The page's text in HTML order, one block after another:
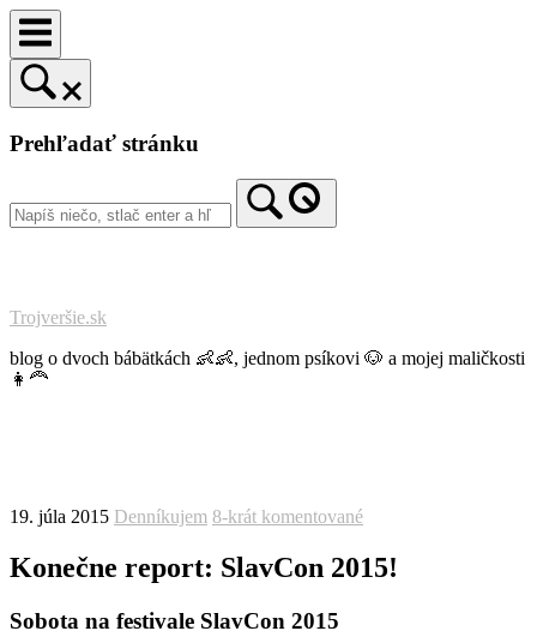
Prejsť
na
obsah
Prehľadať stránku
Trojveršie.sk
blog o dvoch bábätkách 👶👶, jednom psíkovi 🐶 a mojej maličkosti
👩‍🦰
19. júla 2015 Denníkujem 8-krát komentované
Konečne report: SlavCon 2015!
Sobota na festivale SlavCon 2015